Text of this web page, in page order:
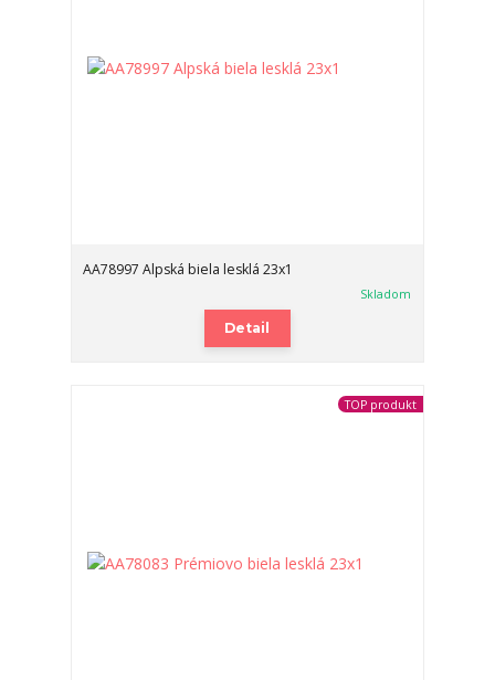
AA78997 Alpská biela lesklá 23x1
Skladom
Detail
TOP produkt